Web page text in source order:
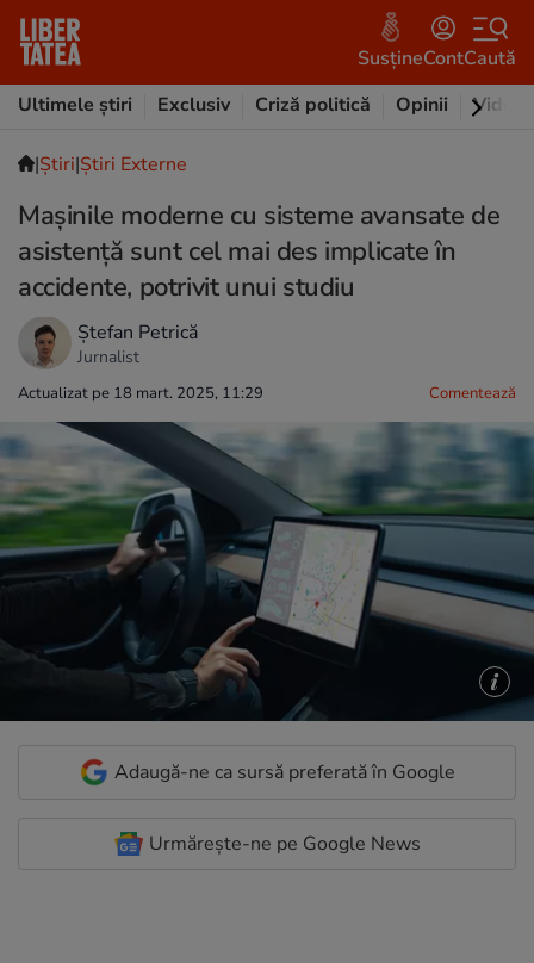
SusțineContCaută
Ultimele știri
Exclusiv Criză politică Opinii Video
|Ştiri|Știri Externe
Mașinile moderne cu sisteme avansate de
asistență sunt cel mai des implicate în
accidente, potrivit unui studiu
Ștefan Petrică
Jurnalist
Actualizat pe 18 mart. 2025, 11:29 Comentează
Adaugă-ne ca sursă preferată în Google
Urmărește-ne pe Google News